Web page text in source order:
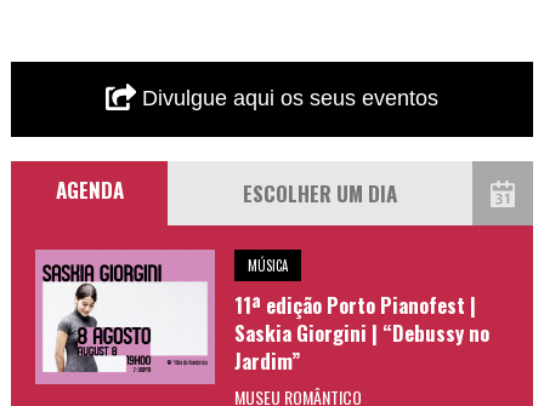
Divulgue aqui os seus eventos
AGENDA
MÚSICA
11ª edição Porto Pianofest |
Saskia Giorgini | “Debussy no
Jardim”
MUSEU ROMÂNTICO